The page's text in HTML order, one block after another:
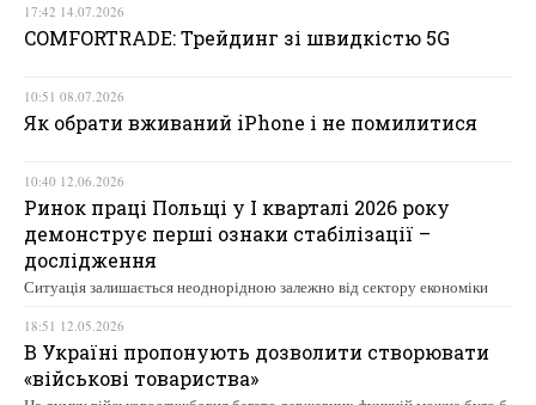
17:42 14.07.2026
COMFORTRADE: Трейдинг зі швидкістю 5G
10:51 08.07.2026
Як обрати вживаний iPhone і не помилитися
10:40 12.06.2026
Ринок праці Польщі у І кварталі 2026 року
демонструє перші ознаки стабілізації –
дослідження
Ситуація залишається неоднорідною залежно від сектору економіки
18:51 12.05.2026
В Україні пропонують дозволити створювати
«військові товариства»